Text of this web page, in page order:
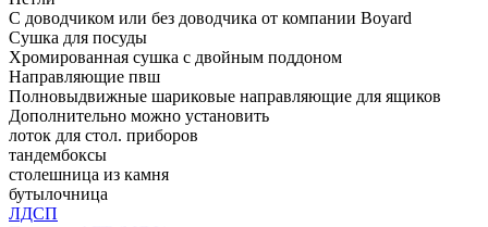
С доводчиком или без доводчика от компании Boyard
Сушка для посуды
Хромированная сушка с двойным поддоном
Направляющие пвш
Полновыдвижные шариковые направляющие для ящиков
Дополнительно можно установить
лоток для стол. приборов
тандембоксы
столешница из камня
бутылочница
ЛДСП